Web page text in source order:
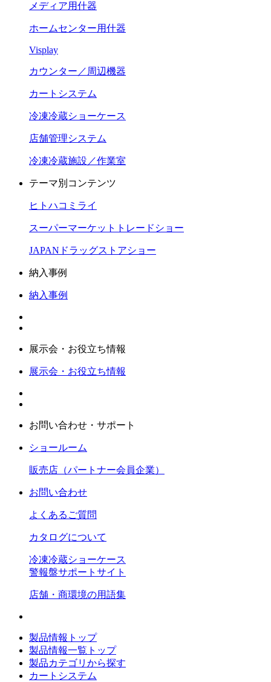
メディア用什器
ホームセンター用什器
Visplay
カウンター／周辺機器
カートシステム
冷凍冷蔵ショーケース
店舗管理システム
冷凍冷蔵施設／作業室
テーマ別コンテンツ
ヒトハコミライ
スーパーマーケットトレードショー
JAPANドラッグストアショー
納入事例
納入事例
展示会・お役立ち情報
展示会・お役立ち情報
お問い合わせ・サポート
ショールーム
販売店（パートナー会員企業）
お問い合わせ
よくあるご質問
カタログについて
冷凍冷蔵ショーケース
警報盤サポートサイト
店舗・商環境の用語集
製品情報トップ
製品情報一覧トップ
製品カテゴリから探す
カートシステム